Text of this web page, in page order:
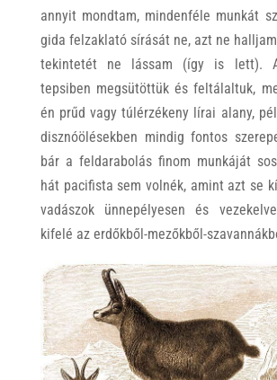
annyit mondtam, mindenféle munkát
gida felzaklató sírását ne, azt ne
tekintetét ne lássam (így is lett).
tepsiben megsütöttük és feltálaltuk,
én prűd vagy túlérzékeny lírai alany,
disznóölésekben mindig fontos
bár a feldarabolás finom munkáját
hát pacifista sem volnék, amint azt se
vadászok ünnepélyesen és
kifelé az erdőkből-mezőkből-